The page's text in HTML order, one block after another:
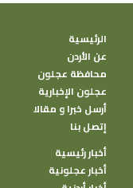
الرئيسية
عن الأردن
محافظة عجلون
عجلون الإخبارية
أرسل خبرا و مقالا
إتصل بنا
أخبار رئيسية
أخبار عجلونية